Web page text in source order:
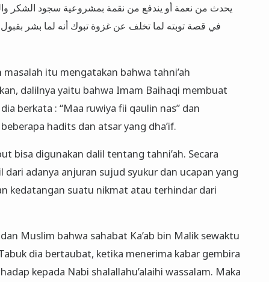
يحدث من نعمة أو يندفع من نقمة بمشروعية سجود الشكر
في قصة توبته لما تخلف عن غزوة تبوك أنه لما بشر
itu mengatakan bahwa tahni’ah
dalilnya yaitu bahwa Imam Baihaqi membuat
berkata : “Maa ruwiya fii qaulin nas” dan
hadits dan atsar yang dha’if.
bisa digunakan dalil tentang tahni’ah. Secara
dari adanya anjuran sujud syukur dan ucapan yang
kedatangan suatu nikmat atau terhindar dari
Muslim bahwa sahabat Ka’ab bin Malik sewaktu
dia bertaubat, ketika menerima kabar gembira
kepada Nabi shalallahu’alaihi wassalam. Maka